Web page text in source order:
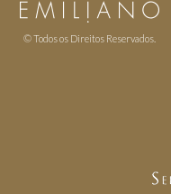
© Todos os Direitos Reservados.